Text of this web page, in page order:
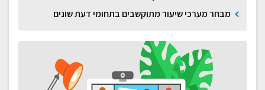
מבחר מערכי שיעור מתוקשבים בתחומי דעת שונים